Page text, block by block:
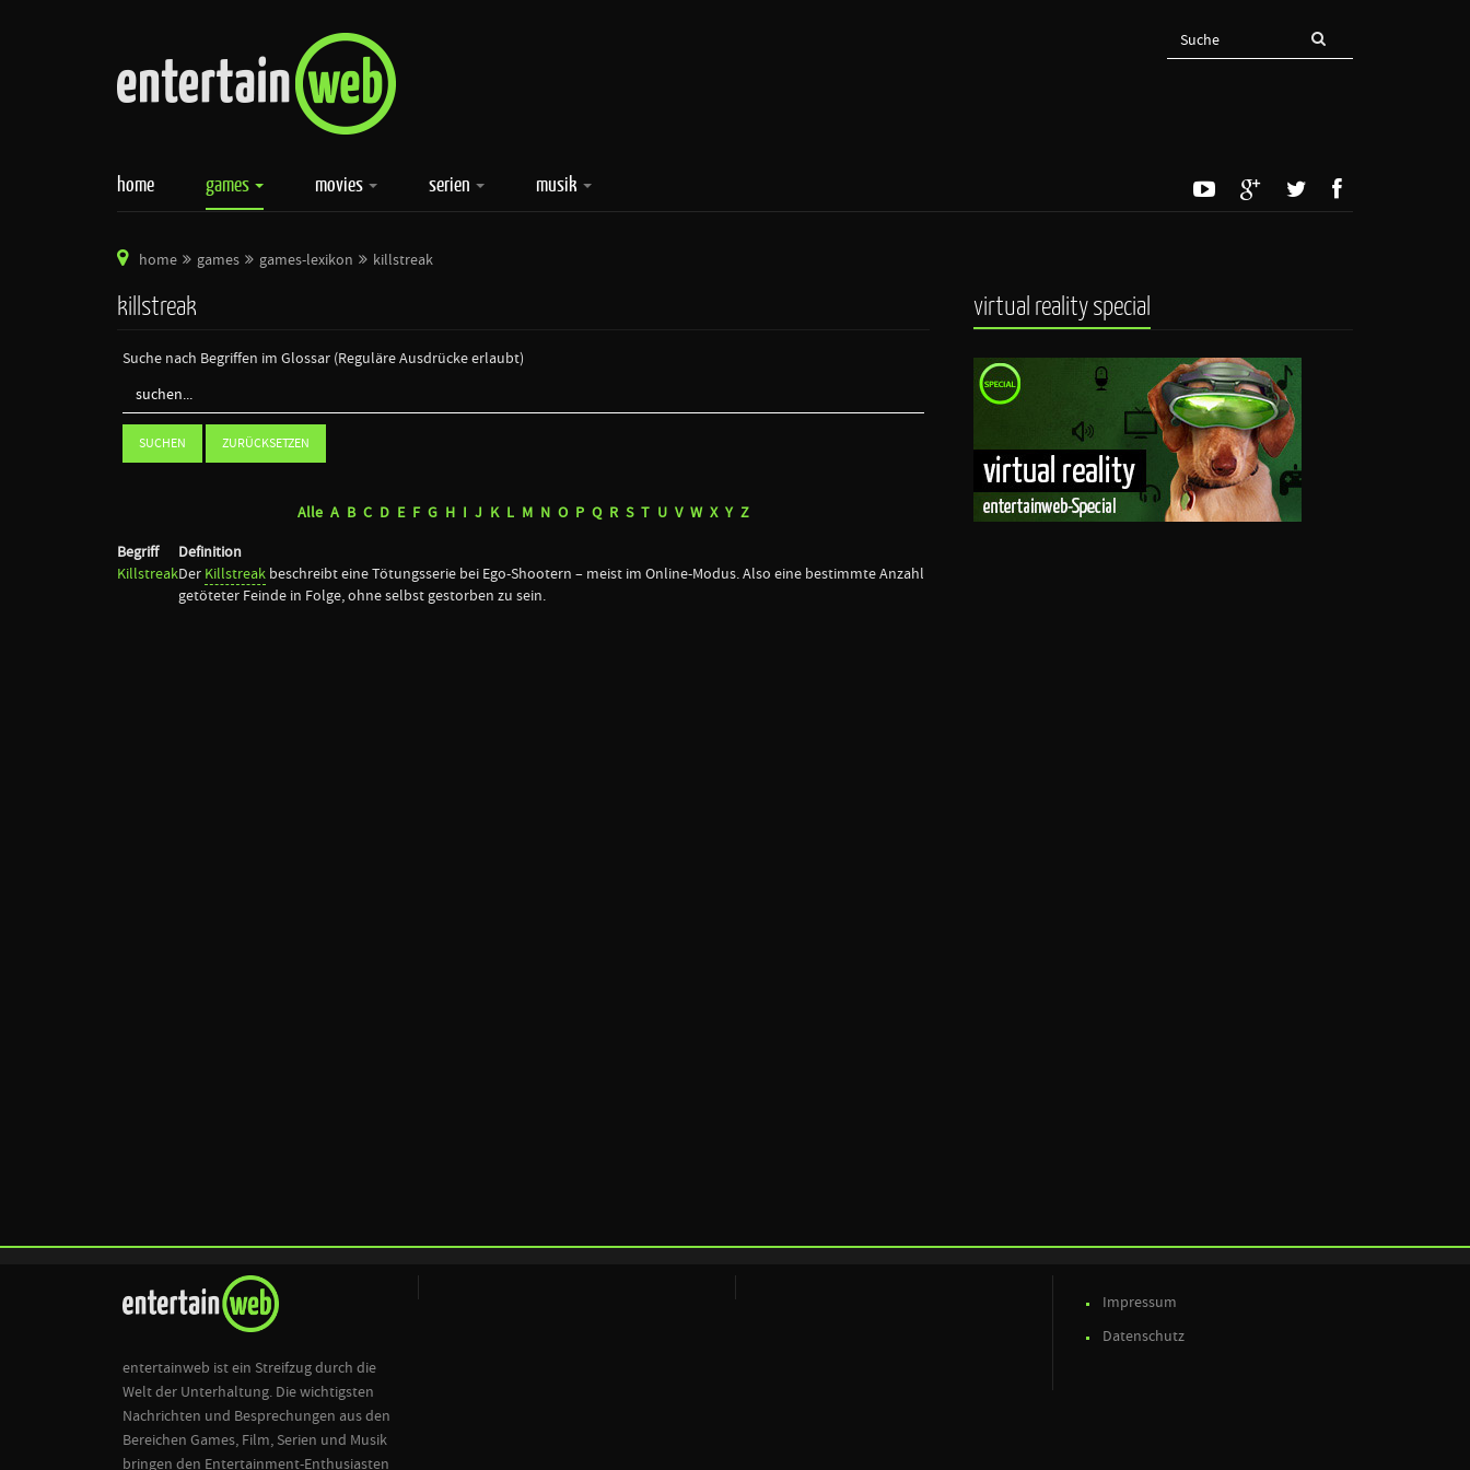
home games movies serien musik
home games games-lexikon killstreak
killstreak
Suche nach Begriffen im Glossar (Reguläre Ausdrücke erlaubt)
Alle A B C D E F G H I J K L M N O P Q R S T U V W X Y Z
Begriff
Definition
KillstreakDer Killstreak beschreibt eine Tötungsserie bei Ego-Shootern – meist im Online-Modus. Also eine bestimmte Anzahl
getöteter Feinde in Folge, ohne selbst gestorben zu sein.
virtual reality special
entertainweb ist ein Streifzug durch die
Welt der Unterhaltung. Die wichtigsten
Nachrichten und Besprechungen aus den
Bereichen Games, Film, Serien und Musik
bringen den Entertainment-Enthusiasten
Impressum
Datenschutz